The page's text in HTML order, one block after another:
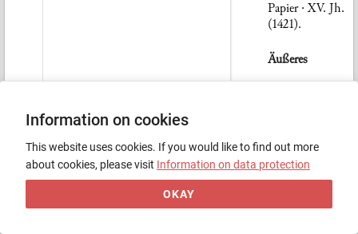
Papier · XV. Jh.
(1421).
Äußeres
Zeilen. Rote
Initialen, Über-
und
Hinter Bl. 163 ist
Information on cookies
This website uses cookies. If you would like to find out more
about cookies, please visit Information on data protection
OKAY